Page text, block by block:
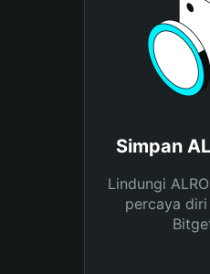
Simpan
Lindungi
percaya